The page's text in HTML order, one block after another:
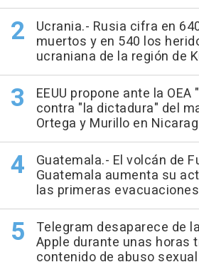
Ucrania.- Rusia cifra en
muertos y en 540 los
ucraniana de la región de
EEUU propone ante la
contra "la dictadura" del
Ortega y Murillo en
Guatemala.- El volcán de
Guatemala aumenta su
las primeras evacuaciones
Telegram desaparece de
Apple durante unas horas
contenido de abuso